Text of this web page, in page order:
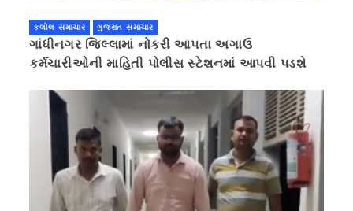
કલોલ સમાચાર ગુજરાત સમાચાર
ગાંધીનગર જિલ્લામાં નોકરી આપતા અગાઉ
કર્મચારીઓની માહિતી પોલીસ સ્ટેશનમાં આપવી પડશે